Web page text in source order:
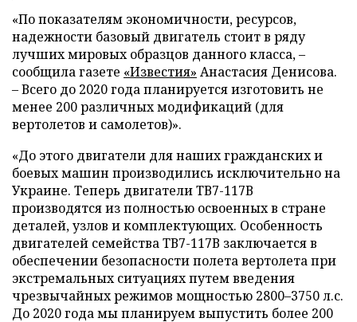
«По показателям экономичности, ресурсов,
надежности базовый двигатель стоит в ряду
лучших мировых образцов данного класса, –
сообщила газете «Известия» Анастасия Денисова.
– Всего до 2020 года планируется изготовить не
менее 200 различных модификаций (для
вертолетов и самолетов)».
«До этого двигатели для наших гражданских и
боевых машин производились исключительно на
Украине. Теперь двигатели ТВ7-117В
производятся из полностью освоенных в стране
деталей, узлов и комплектующих. Особенность
двигателей семейства ТВ7-117В заключается в
обеспечении безопасности полета вертолета при
экстремальных ситуациях путем введения
чрезвычайных режимов мощностью 2800–3750 л.с.
До 2020 года мы планируем выпустить более 200